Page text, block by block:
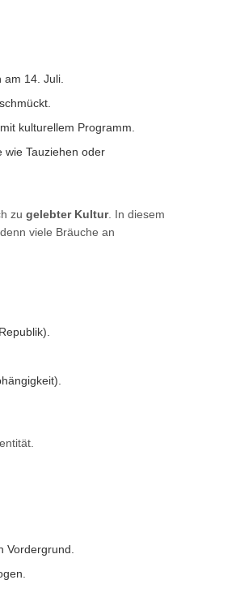
14. Juli.
kulturellem Programm.
wie Tauziehen oder
zu gelebter Kultur. In diesem
viele Bräuche an
Vordergrund.